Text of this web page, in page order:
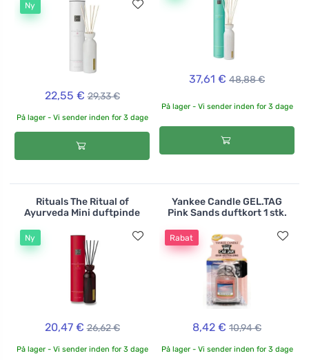
Ny
22,55 € 29,33 €
På lager - Vi sender inden for 3 dage
37,61 € 48,88 €
På lager - Vi sender inden for 3 dage
Rituals The Ritual of
Ayurveda Mini duftpinde
Ny
20,47 € 26,62 €
På lager - Vi sender inden for 3 dage
Yankee Candle GEL.TAG
Pink Sands duftkort 1 stk.
Rabat
8,42 € 10,94 €
På lager - Vi sender inden for 3 dage